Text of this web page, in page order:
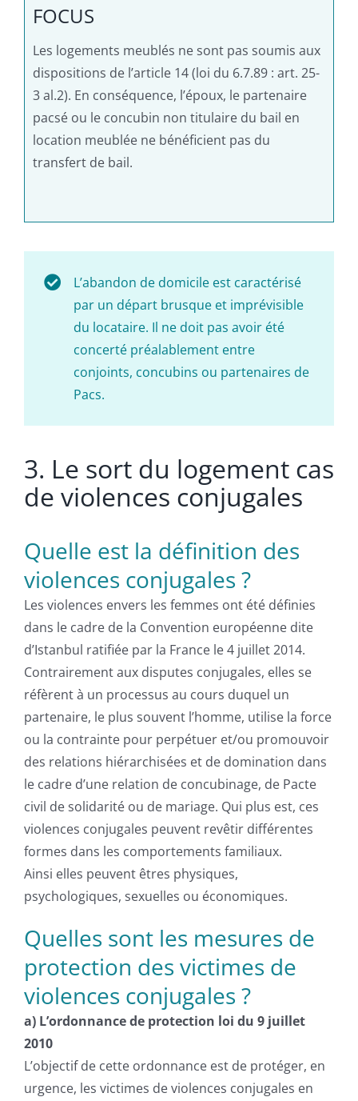
FOCUS
Les logements meublés ne sont pas soumis aux
dispositions de l’article 14 (loi du 6.7.89 : art. 25-
3 al.2). En conséquence, l’époux, le partenaire
pacsé ou le concubin non titulaire du bail en
location meublée ne bénéficient pas du
transfert de bail.
L’abandon de domicile est caractérisé
par un départ brusque et imprévisible
du locataire. Il ne doit pas avoir été
concerté préalablement entre
conjoints, concubins ou partenaires de
Pacs.
3. Le sort du logement cas
de violences conjugales
Quelle est la définition des
violences conjugales ?
Les violences envers les femmes ont été définies
dans le cadre de la Convention européenne dite
d’Istanbul ratifiée par la France le 4 juillet 2014.
Contrairement aux disputes conjugales, elles se
réfèrent à un processus au cours duquel un
partenaire, le plus souvent l’homme, utilise la force
ou la contrainte pour perpétuer et/ou promouvoir
des relations hiérarchisées et de domination dans
le cadre d’une relation de concubinage, de Pacte
civil de solidarité ou de mariage. Qui plus est, ces
violences conjugales peuvent revêtir différentes
formes dans les comportements familiaux.
Ainsi elles peuvent êtres physiques,
psychologiques, sexuelles ou économiques.
Quelles sont les mesures de
protection des victimes de
violences conjugales ?
a) L’ordonnance de protection loi du 9 juillet
2010
L’objectif de cette ordonnance est de protéger, en
urgence, les victimes de violences conjugales en